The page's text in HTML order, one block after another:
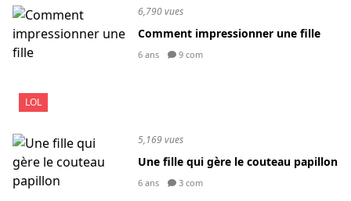
LOL
6,790 vues
Comment impressionner une fille
6 ans 9 com
5,169 vues
Une fille qui gère le couteau papillon
6 ans 3 com